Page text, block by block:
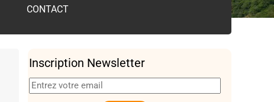
CONTACT
Inscription Newsletter